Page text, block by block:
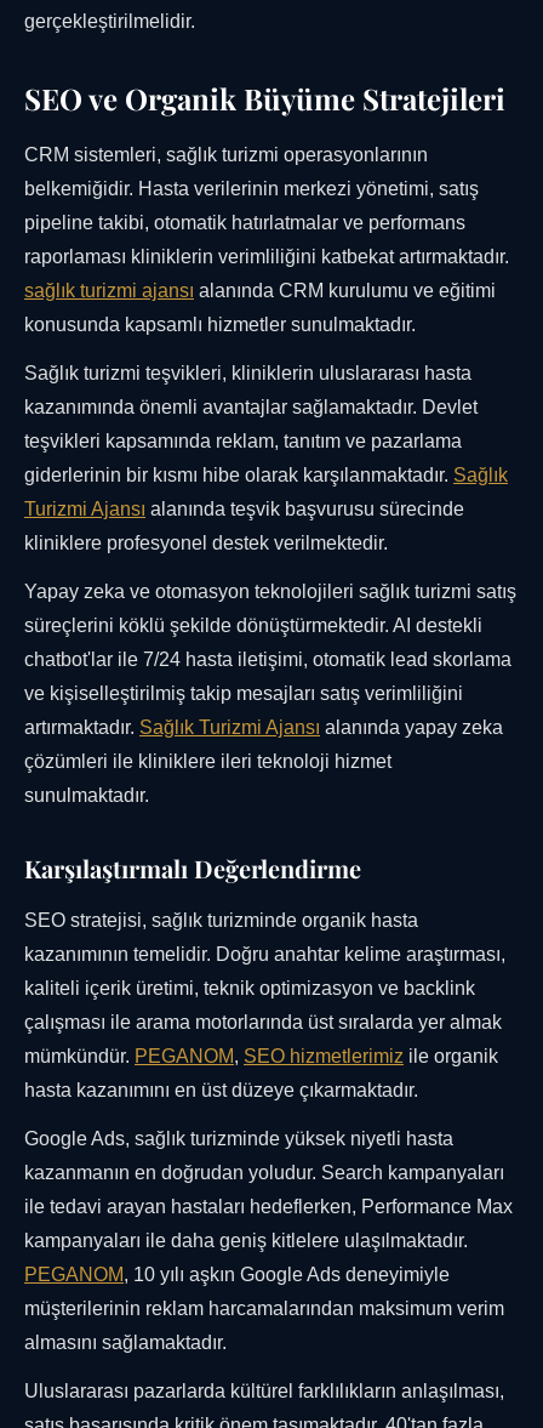
gerçekleştirilmelidir.
SEO ve Organik Büyüme Stratejileri
CRM sistemleri, sağlık turizmi operasyonlarının
belkemiğidir. Hasta verilerinin merkezi yönetimi, satış
pipeline takibi, otomatik hatırlatmalar ve performans
raporlaması kliniklerin verimliliğini katbekat artırmaktadır.
sağlık turizmi ajansı alanında CRM kurulumu ve eğitimi
konusunda kapsamlı hizmetler sunulmaktadır.
Sağlık turizmi teşvikleri, kliniklerin uluslararası hasta
kazanımında önemli avantajlar sağlamaktadır. Devlet
teşvikleri kapsamında reklam, tanıtım ve pazarlama
giderlerinin bir kısmı hibe olarak karşılanmaktadır. Sağlık
Turizmi Ajansı alanında teşvik başvurusu sürecinde
kliniklere profesyonel destek verilmektedir.
Yapay zeka ve otomasyon teknolojileri sağlık turizmi satış
süreçlerini köklü şekilde dönüştürmektedir. AI destekli
chatbot'lar ile 7/24 hasta iletişimi, otomatik lead skorlama
ve kişiselleştirilmiş takip mesajları satış verimliliğini
artırmaktadır. Sağlık Turizmi Ajansı alanında yapay zeka
çözümleri ile kliniklere ileri teknoloji hizmet
sunulmaktadır.
Karşılaştırmalı Değerlendirme
SEO stratejisi, sağlık turizminde organik hasta
kazanımının temelidir. Doğru anahtar kelime araştırması,
kaliteli içerik üretimi, teknik optimizasyon ve backlink
çalışması ile arama motorlarında üst sıralarda yer almak
mümkündür. PEGANOM, SEO hizmetlerimiz ile organik
hasta kazanımını en üst düzeye çıkarmaktadır.
Google Ads, sağlık turizminde yüksek niyetli hasta
kazanmanın en doğrudan yoludur. Search kampanyaları
ile tedavi arayan hastaları hedeflerken, Performance Max
kampanyaları ile daha geniş kitlelere ulaşılmaktadır.
PEGANOM, 10 yılı aşkın Google Ads deneyimiyle
müşterilerinin reklam harcamalarından maksimum verim
almasını sağlamaktadır.
Uluslararası pazarlarda kültürel farklılıkların anlaşılması,